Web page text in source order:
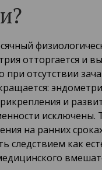
отторгается и
отсутствии
и
исключены.
на ранних
следствием как